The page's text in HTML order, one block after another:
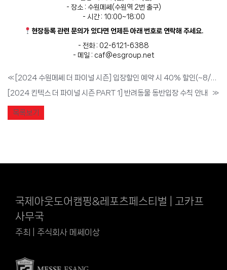
- 장소 : 수원메쎄(수원역 2번 출구)
- 시간 : 10:00~18:00
현장등록 관련 문의가 있다면 언제든 아래 번호로 연락해 주세요.
- 전화 : 02-6121-6388
- 메일 : caf@esgroup.net
«
[2024 수원메쎄 더 파이널 시즌] 입장할인 예약 시 40% 할인(~8/29)
[2024 킨텍스 더 파이널 시즌 PART 1] 반려동물 동반입장 수칙 안내
»
목록보기
국제아웃도어캠핑&레포츠페스티벌 | 고카프
사무국
주최 | 주식회사 메쎄이상